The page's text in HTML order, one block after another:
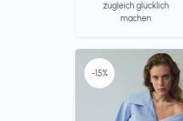
zugleich glücklich
machen
-15%